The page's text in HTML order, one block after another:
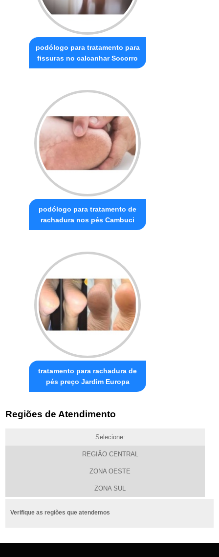
podólogo para tratamento para
fissuras no calcanhar Socorro
podólogo para tratamento de
rachadura nos pés Cambuci
tratamento para rachadura de
pés preço Jardim Europa
Regiões de Atendimento
Selecione:
REGIÃO CENTRAL
ZONA OESTE
ZONA SUL
Verifique as regiões que atendemos